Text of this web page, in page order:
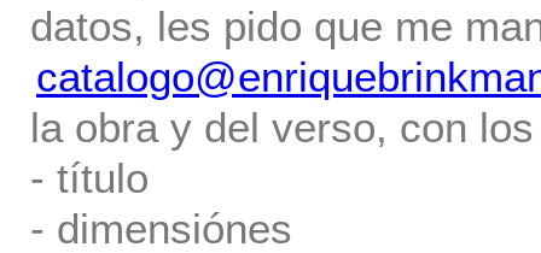
datos, les pido que me
la obra y del verso, con
- título
- dimensiónes